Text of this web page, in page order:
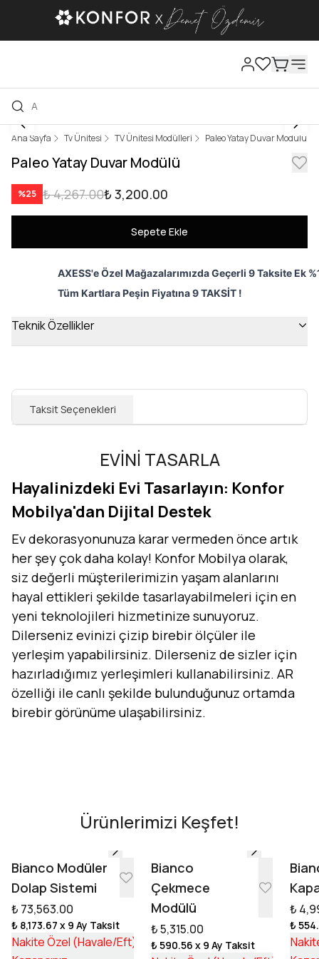
Ana Sayfa Tv Ünitesi TV Ünitesi Modülleri Paleo Yatay Duvar Modülü
Paleo Yatay Duvar Modülü
%25 ₺ 4,267.00₺ 3,200.00
Sepete Ekle
AXESS'e Özel Mağazalarımızda Geçerli 9 Taksite Ek
Tüm Kartlara Peşin Fiyatına 9 TAKSİT !
Teknik Özellikler
Taksit Seçenekleri
EVİNİ TASARLA
Hayalinizdeki Evi Tasarlayın: Konfor
Mobilya'dan Dijital Destek
Ev dekorasyonunuza karar vermeden önce artık
her şey çok daha kolay! Konfor Mobilya olarak,
siz değerli müşterilerimizin yaşam alanlarını
hayal ettikleri şekilde tasarlayabilmeleri için en
yeni teknolojileri hizmetinize sunuyoruz.
Dilerseniz evinizi çizip birebir ölçüler ile
yerleşim yapabilirsiniz. Dilerseniz de sizler için
hazırladığımız yerleşimleri kullanabilirsiniz. AR
özelliği ile canlı şekilde bulunduğunuz ortamda
birebir görünüme ulaşabilirsiniz.
Tasarıma Başla
Ürünlerimizi Keşfet!
Bianco Modüler
Dolap Sistemi
₺ 73,563.00
₺ 8,173.67 x 9 Ay Taksit
Nakite Özel (Havale/Eft) ₺ 55,253.17
Bianco
Çekmece
Modülü
₺ 5,315.00
₺ 590.56 x 9 Ay Taksit
₺
₺